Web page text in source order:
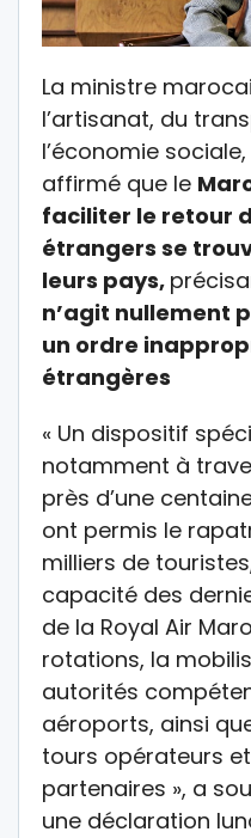
La ministre
l’artisanat, du
l’économie
affirmé que le
faciliter le retour
étrangers se
leurs pays,
n’agit nullement
un ordre
étrangères
« Un dispositif
notamment à
près d’une
ont permis le
milliers de
capacité des
de la Royal Air
rotations, la
autorités
aéroports, ainsi
tours opérateurs
partenaires », a
une déclaration